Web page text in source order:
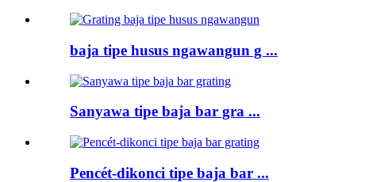
baja tipe husus ngawangun g ...
Sanyawa tipe baja bar gra ...
Pencét-dikonci tipe baja bar ...